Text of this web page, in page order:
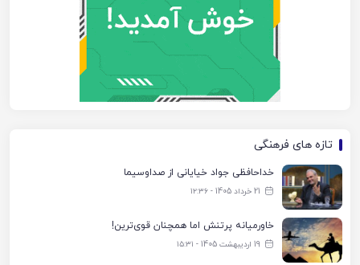
تازه های فرهنگی
خداحافظی جواد خیایانی از صداوسیما
21 خرداد 1405 - ۱۲:۳۶
خاورمیانه پرتنش اما همچنان قوی‌ترین!
19 اردیبهشت 1405 - ۱۵:۳۱